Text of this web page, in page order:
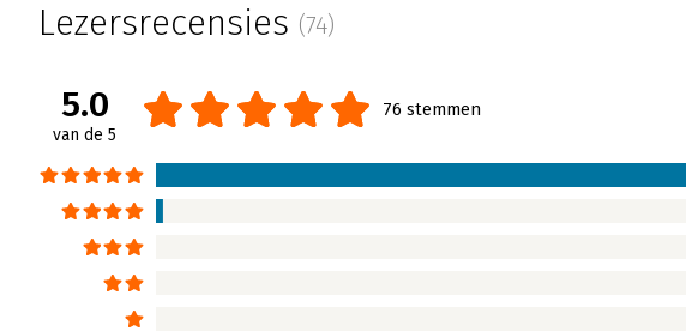
Lezersrecensies (74)
5.0
van de 5
76 stemmen